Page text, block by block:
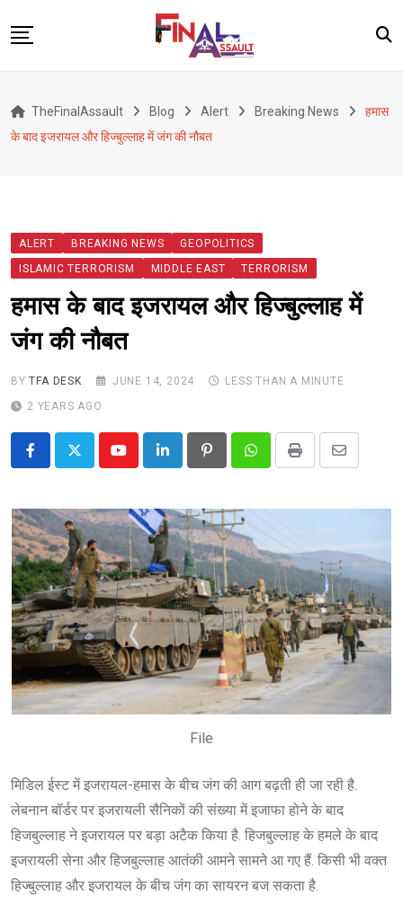
to
War
Alert
Classified
About Us
TheFinalAssault Blog Alert Breaking News
हमास
के बाद इजरायल और हिज्बुल्लाह में जंग की नौबत
ALERT BREAKING NEWS
GEOPOLITICS
ISLAMIC TERRORISM
MIDDLE EAST TERRORISM
हमास के बाद इजरायल और हिज्बुल्लाह में
जंग की नौबत
BYTFA DESK JUNE 14, 2024
LESS THAN A MINUTE
2 YEARS AGO
YoutubeLinkedIn PinterestWhatsappPrint
Share
Email
File
मिडिल ईस्ट में इजरायल-हमास के बीच जंग की आग बढ़ती ही जा रही है.
लेबनान बॉर्डर पर इजरायली सैनिकों की संख्या में इजाफा होने के बाद
हिजबुल्लाह ने इजरायल पर बड़ा अटैक किया है. हिजबुल्लाह के हमले के बाद
इजरायली सेना और हिजबुल्लाह आतंकी आमने सामने आ गए हैं. किसी भी वक्त
हिज्बुल्लाह और इजरायल के बीच जंग का सायरन बज सकता है.